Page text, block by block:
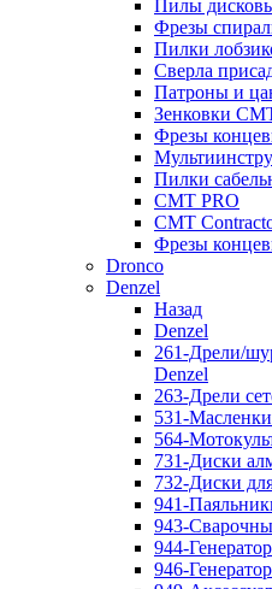
Пилы
Фрезы
Пилки
Сверла
Патроны и
Зенковки
Фрезы
Пилки
CMT PRO
CMT
Фрезы
Dronco
Denzel
Назад
Denzel
261-Дрели/
Denzel
263-Дрели
531-
564-
731-Диски
732-Диски
941-
943-
944-
946-